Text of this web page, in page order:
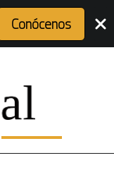
Conócenos